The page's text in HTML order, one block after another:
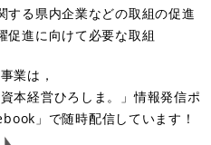
する県内企業などの取組の促進
促進に向けて必要な取組
業は，
本経営ひろしま。」情報発信ポ
」で随時配信しています！